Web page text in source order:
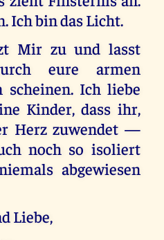
Ich bin das Licht.
Mir zu und lasst
eure armen
scheinen. Ich liebe
Kinder, dass ihr,
Herz zuwendet —
noch so isoliert
abgewiesen
Liebe,